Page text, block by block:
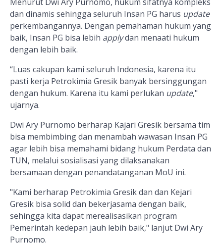
dan dinamis sehingga seluruh Insan PG harus update
perkembangannya. Dengan pemahaman hukum yang
baik, Insan PG bisa lebih applydan menaati hukum
dengan lebih baik.
“Luas cakupan kami seluruh Indonesia, karena itu
pasti kerja Petrokimia Gresik banyak bersinggungan
dengan hukum. Karena itu kami perlukan update,"
ujarnya.
Dwi Ary Purnomo berharap Kajari Gresik bersama tim
bisa membimbingdan menambah wawasan Insan PG
agar lebih bisa memahami bidang hukum Perdata dan
TUN, melalui sosialisasi yang dilaksanakan
bersamaan dengan penandatanganan MoU ini.
"Kami berharap Petrokimia Gresik dan dan Kejari
Gresik bisa solid dan bekerjasama dengan baik,
sehingga kita dapat merealisasikan program
Pemerintah kedepan jauh lebih baik," lanjut Dwi Ary
Purnomo.